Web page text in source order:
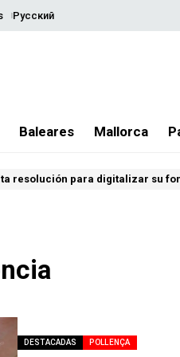
Русский
Baleares Mallorca
resolución para digitalizar su
DESTACADAS POLLENÇA